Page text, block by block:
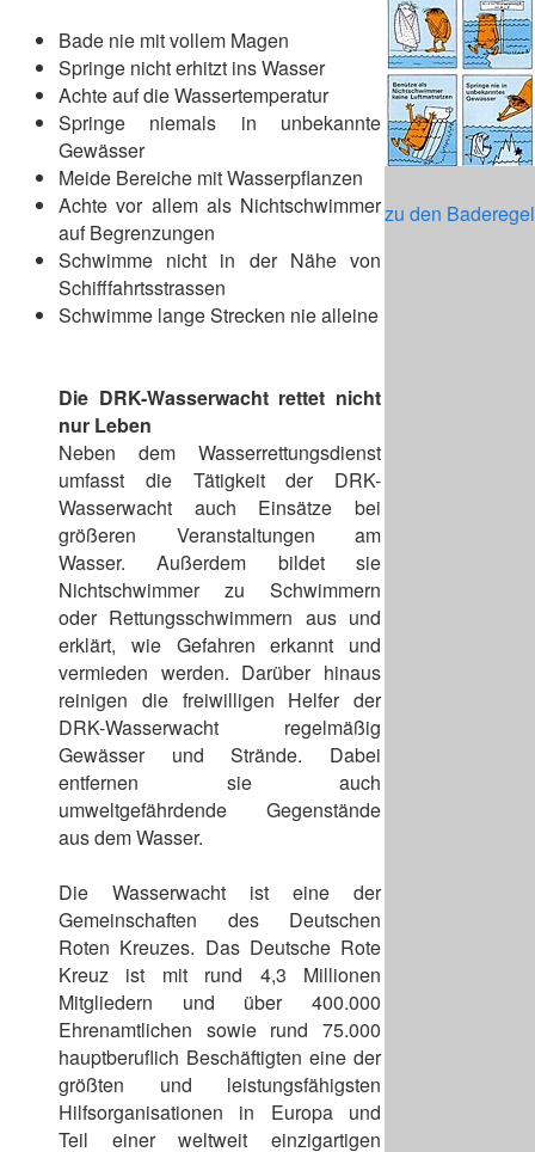
Bade nie mit vollem Magen
Springe nicht erhitzt ins Wasser
Achte auf die Wassertemperatur
Springe niemals in unbekannte
Gewässer
Meide Bereiche mit Wasserpflanzen
Achte vor allem als Nichtschwimmer
auf Begrenzungen
Schwimme nicht in der Nähe von
Schifffahrtsstrassen
Schwimme lange Strecken nie alleine
Die DRK-Wasserwacht rettet nicht
nur Leben
Neben dem Wasserrettungsdienst
umfasst die Tätigkeit der DRK-
Wasserwacht auch Einsätze bei
größeren Veranstaltungen am
Wasser. Außerdem bildet sie
Nichtschwimmer zu Schwimmern
oder Rettungsschwimmern aus und
erklärt, wie Gefahren erkannt und
vermieden werden. Darüber hinaus
reinigen die freiwilligen Helfer der
DRK-Wasserwacht regelmäßig
Gewässer und Strände. Dabei
entfernen sie auch
umweltgefährdende Gegenstände
aus dem Wasser.
Die Wasserwacht ist eine der
Gemeinschaften des Deutschen
Roten Kreuzes. Das Deutsche Rote
Kreuz ist mit rund 4,3 Millionen
Mitgliedern und über 400.000
Ehrenamtlichen sowie rund 75.000
hauptberuflich Beschäftigten eine der
größten und leistungsfähigsten
Hilfsorganisationen in Europa und
Teil einer weltweit einzigartigen
zu den